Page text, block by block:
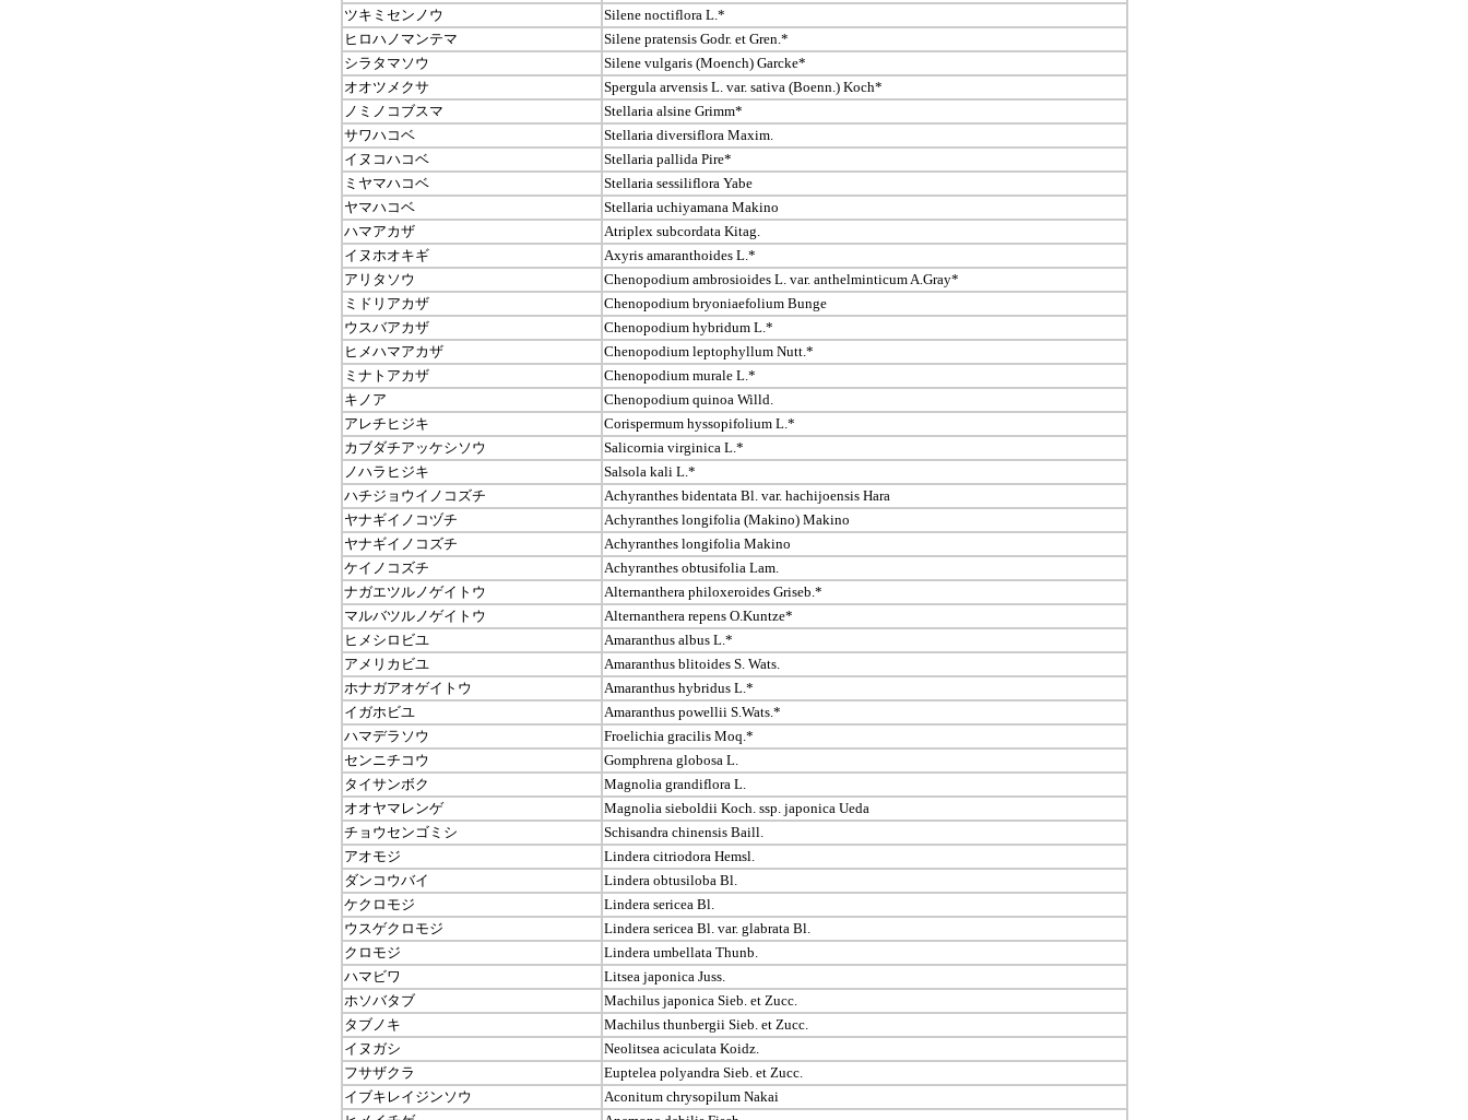
ツキミセンノウ
Silene noctiflora L.*
ヒロハノマンテマ
Silene pratensis Godr. et Gren.*
シラタマソウ
Silene vulgaris (Moench) Garcke*
オオツメクサ
Spergula arvensis L. var. sativa (Boenn.) Koch*
ノミノコブスマ
Stellaria alsine Grimm*
サワハコベ
Stellaria diversiflora Maxim.
イヌコハコベ
Stellaria pallida Pire*
ミヤマハコベ
Stellaria sessiliflora Yabe
ヤマハコベ
Stellaria uchiyamana Makino
ハマアカザ
Atriplex subcordata Kitag.
イヌホオキギ
Axyris amaranthoides L.*
アリタソウ
Chenopodium ambrosioides L. var. anthelminticum A.Gray*
ミドリアカザ
Chenopodium bryoniaefolium Bunge
ウスバアカザ
Chenopodium hybridum L.*
ヒメハマアカザ
Chenopodium leptophyllum Nutt.*
ミナトアカザ
Chenopodium murale L.*
キノア
Chenopodium quinoa Willd.
アレチヒジキ
Corispermum hyssopifolium L.*
カブダチアッケシソウ
Salicornia virginica L.*
ノハラヒジキ
Salsola kali L.*
ハチジョウイノコズチ
Achyranthes bidentata Bl. var. hachijoensis Hara
ヤナギイノコヅチ
Achyranthes longifolia (Makino) Makino
ヤナギイノコズチ
Achyranthes longifolia Makino
ケイノコズチ
Achyranthes obtusifolia Lam.
ナガエツルノゲイトウ
Alternanthera philoxeroides Griseb.*
マルバツルノゲイトウ
Alternanthera repens O.Kuntze*
ヒメシロビユ
Amaranthus albus L.*
アメリカビユ
Amaranthus blitoides S. Wats.
ホナガアオゲイトウ
Amaranthus hybridus L.*
イガホビユ
Amaranthus powellii S.Wats.*
ハマデラソウ
Froelichia gracilis Moq.*
センニチコウ
Gomphrena globosa L.
タイサンボク
Magnolia grandiflora L.
オオヤマレンゲ
Magnolia sieboldii Koch. ssp. japonica Ueda
チョウセンゴミシ
Schisandra chinensis Baill.
アオモジ
Lindera citriodora Hemsl.
ダンコウバイ
Lindera obtusiloba Bl.
ケクロモジ
Lindera sericea Bl.
ウスゲクロモジ
Lindera sericea Bl. var. glabrata Bl.
クロモジ
Lindera umbellata Thunb.
ハマビワ
Litsea japonica Juss.
ホソバタブ
Machilus japonica Sieb. et Zucc.
タブノキ
Machilus thunbergii Sieb. et Zucc.
イヌガシ
Neolitsea aciculata Koidz.
フサザクラ
Euptelea polyandra Sieb. et Zucc.
イブキレイジンソウ
Aconitum chrysopilum Nakai